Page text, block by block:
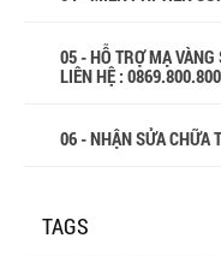
05 - HỖ TRỢ MẠ
LIÊN HỆ : 0869.800.800
06 - NHẬN SỬA CHỮA
TAGS